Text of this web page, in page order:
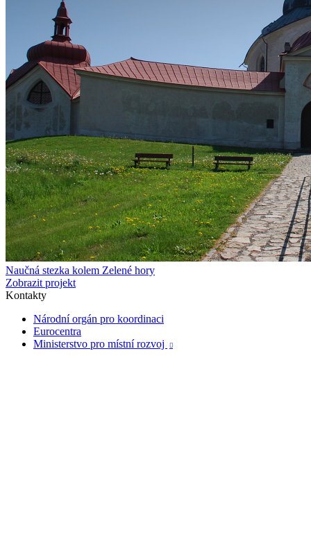
Naučná stezka kolem Zelené hory
Zobrazit projekt
Kontakty
Národní orgán pro koordinaci
Eurocentra
Ministerstvo pro místní rozvoj
